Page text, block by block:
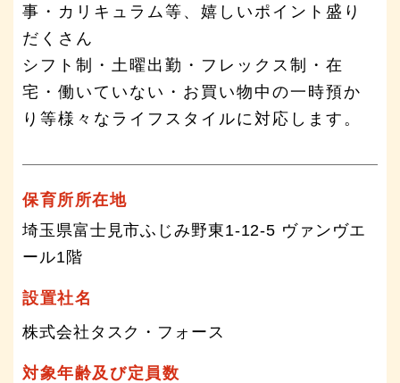
事・カリキュラム等、嬉しいポイント盛り
だくさん
シフト制・土曜出勤・フレックス制・在
宅・働いていない・お買い物中の一時預か
り等様々なライフスタイルに対応します。
保育所所在地
埼玉県富士見市ふじみ野東1-12-5 ヴァンヴエ
ール1階
設置社名
株式会社タスク・フォース
対象年齢及び定員数